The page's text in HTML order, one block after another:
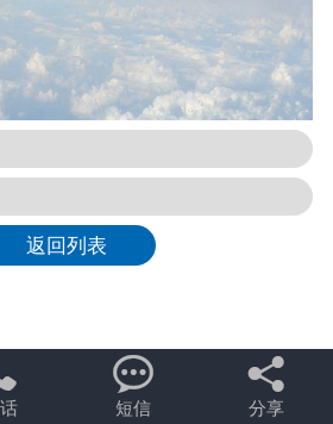
返回列表

短信

分享